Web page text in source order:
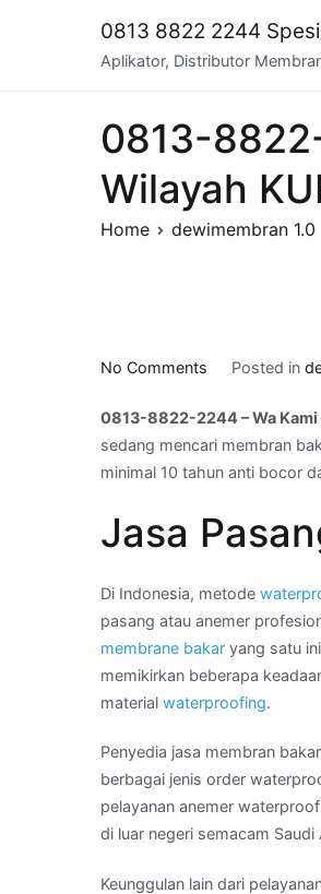
0813 8822 2244
Aplikator, Distributor
0813-
Wilayah
Home dewimembran 1.0
No Comments
8822-
2244
–
Kami
harga
waterproofing
di
Wilayah
Posted in
0813-8822-2244 – Wa
sedang mencari membran
minimal 10 tahun anti bocor
Jasa
Di Indonesia, metode
pasang atau anemer
membrane bakar yang satu
memikirkan beberapa
material waterproofing.
Penyedia jasa membran
berbagai jenis order
pelayanan anemer
di luar negeri semacam Saudi
Keunggulan lain dari